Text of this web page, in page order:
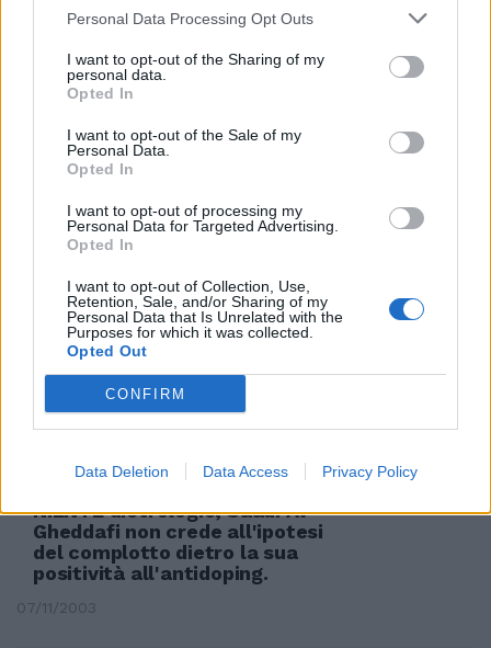
Personal Data Processing Opt Outs
I want to opt-out of the Sharing of my
personal data.
Opted In
I want to opt-out of the Sale of my
Personal Data.
Opted In
I want to opt-out of processing my
Personal Data for Targeted Advertising.
Opted In
I want to opt-out of Collection, Use,
Retention, Sale, and/or Sharing of my
Personal Data that Is Unrelated with the
Purposes for which it was collected.
Opted Out
CONFIRM
Data Deletion Data Access Privacy Policy
L'AMMINISTRATORE delegato di
verso all'ipotesi di un
matrimonio tra la sua azienda e
l'Enel.
14/08/2006
NO all'ipotesi di trasformare il
ritiro dei cantanti al Cet di
Mogol in un reality show, in vista
della ...
15/11/2003
NIENTE dietrologie, Saadi Al
Gheddafi non crede all'ipotesi
del complotto dietro la sua
positività all'antidoping.
07/11/2003